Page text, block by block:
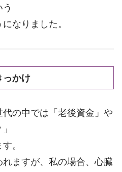
なりました。
っかけ
の中では「老後資金」や
。
ますが、私の場合、心臓